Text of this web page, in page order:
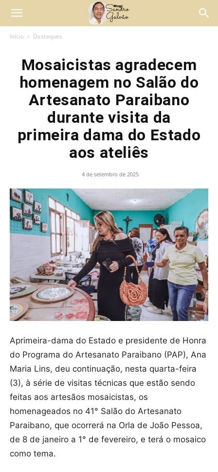
Início Destaques
Mosaicistas agradecem
homenagem no Salão do
Artesanato Paraibano
durante visita da
primeira dama do Estado
aos ateliês
4 de setembro de 2025
Aprimeira-dama do Estado e presidente de Honra
do Programa do Artesanato Paraibano (PAP), Ana
Maria Lins, deu continuação, nesta quarta-feira
(3), à série de visitas técnicas que estão sendo
feitas aos artesãos mosaicistas, os
homenageados no 41° Salão do Artesanato
Paraibano, que ocorrerá na Orla de João Pessoa,
de 8 de janeiro a 1° de fevereiro, e terá o mosaico
como tema.